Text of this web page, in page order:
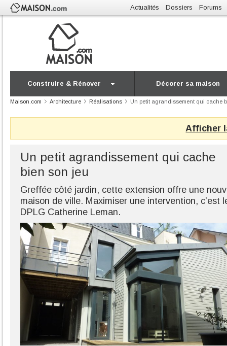
Actualités Dossiers Forums
Construire & Rénover Décorer sa maison
Maison.com Architecture Réalisations Un petit agrandissement qui cache
Afficher
Un petit agrandissement qui cache
bien son jeu
Greffée côté jardin, cette extension offre une
maison de ville. Maximiser une intervention, c’est
DPLG Catherine Leman.